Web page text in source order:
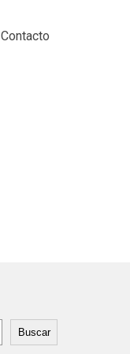
Contacto
Buscar